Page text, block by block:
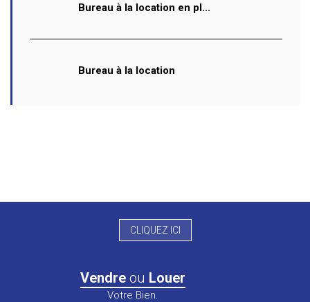
Bureau à la location en pl...
Bureau à la location
CLIQUEZ ICI
Vendre ou Louer
Votre Bien.